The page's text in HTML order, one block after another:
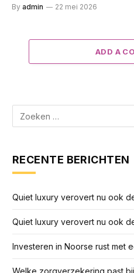
By admin 22 mei 2026
ADD A
RECENTE BERICHTEN
Quiet luxury verovert nu ook
Quiet luxury verovert nu ook
Investeren in Noorse rust met
Welke zorgverzekering past